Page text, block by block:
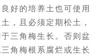
好的培养土也可使用
，且必须定期松土，
三角梅生长。否则盆
角梅根系腐烂或生长